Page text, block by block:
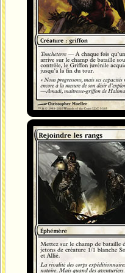
Rejoindre les rangs